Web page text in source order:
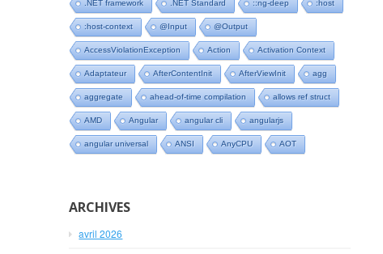
.NET framework .NET Standard ::ng-deep :host
:host-context @Input @Output
AccessViolationException Action Activation Context
Adaptateur AfterContentInit AfterViewInit agg
aggregate ahead-of-time compilation allows ref struct
AMD Angular angular cli angularjs
angular universal ANSI AnyCPU AOT
ARCHIVES
avril 2026